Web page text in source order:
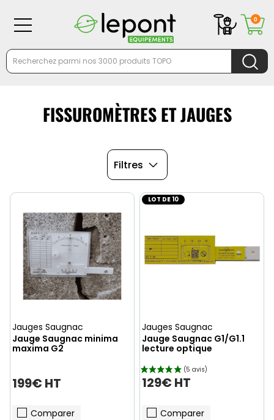
FISSUROMÈTRES ET JAUGES
Filtres
Jauges Saugnac
Jauge Saugnac minima
maxima G2
199€ HT
Comparer
LOT DE 10
Jauges Saugnac
Jauge Saugnac G1/G1.1
lecture optique
129€ HT
Comparer
0